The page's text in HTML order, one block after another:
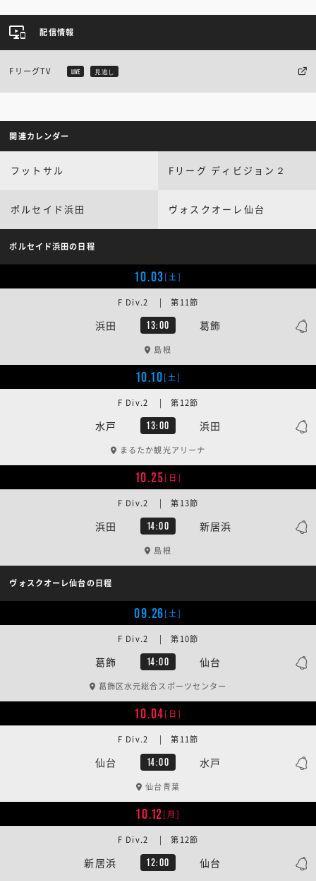
配信情報
FリーグTV LIVE 見逃し
関連カレンダー
フットサル Fリーグ ディビジョン２
ポルセイド浜田 ヴォスクオーレ仙台
ポルセイド浜田の日程
10.03[土]
浜田 13:00 葛飾
F Div.2 | 第11節
島根
10.10[土]
水戸 13:00 浜田
F Div.2 | 第12節
まるたか観光アリーナ
10.25[日]
浜田 14:00 新居浜
F Div.2 | 第13節
島根
ヴォスクオーレ仙台の日程
09.26[土]
葛飾 14:00 仙台
F Div.2 | 第10節
葛飾区水元総合スポーツセンター
10.04[日]
仙台 14:00 水戸
F Div.2 | 第11節
仙台青葉
10.12[月]
新居浜 12:00 仙台
F Div.2 | 第12節